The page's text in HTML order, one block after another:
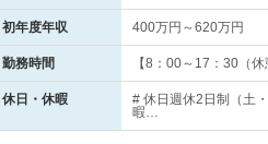
初年度年収 400万円～620万円
勤務時間 【8：00～17：30（
休日・休暇
# 休日週休2日制（土
暇…